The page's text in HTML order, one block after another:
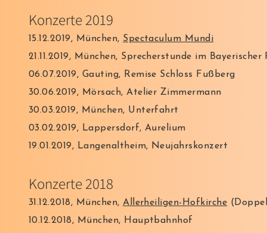
Konzerte 2019
15.12.2019, München, Spectaculum Mundi
21.11.2019, München, Sprecherstunde im
06.07.2019, Gauting, Remise Schloss Fußberg
30.06.2019, Mörsach, Atelier Zimmermann
30.03.2019, München, Unterfahrt
03.02.2019, Lappersdorf, Aurelium
19.01.2019, Langenaltheim, Neujahrskonzert
Konzerte 2018
31.12.2018, München,Allerheiligen-Hofkirche
10.12.2018, München, Hauptbahnhof